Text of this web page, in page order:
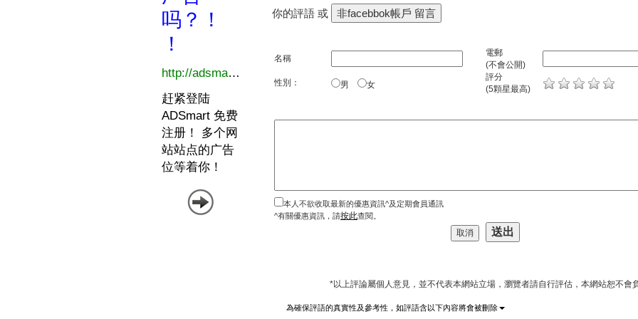
你的評語 或
名稱
電郵
(不會公開)
性別：
男 女
評分
(5顆星最高)
本人不欲收取最新的優惠資訊^及定期會員通訊
^有關優惠資訊，請按此查閱。
*以上評論屬個人意見，並不代表本網站立場，瀏覽者請自行評估，本網站恕不會
為確保評語的真實性及參考性，如評語含以下內容將會被刪除